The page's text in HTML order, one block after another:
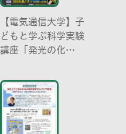
【電気通信大学】子
どもと学ぶ科学実験
講座「発光の化
い光-」